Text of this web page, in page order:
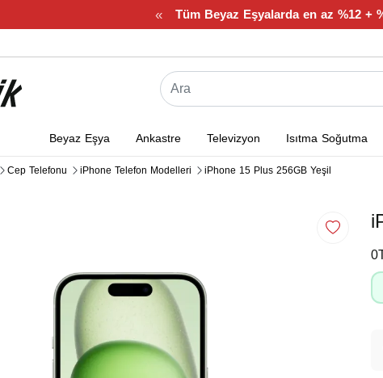
« Tüm Beyaz Eşyalarda en az %12 +
Beyaz Eşya Ankastre Televizyon Isıtma Soğutma
Cep Telefonu iPhone Telefon Modelleri iPhone 15 Plus 256GB Yeşil